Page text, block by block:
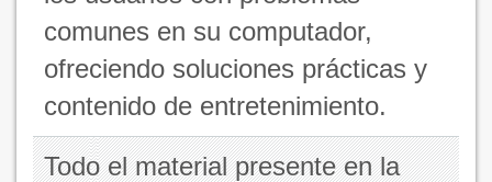
comunes en su computador,
ofreciendo soluciones prácticas y
contenido de entretenimiento.
Todo el material presente en la